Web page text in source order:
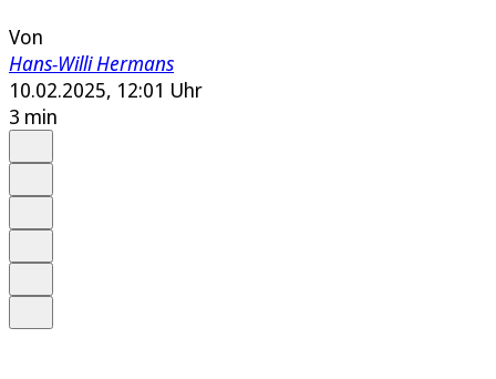
Von
Hans-Willi Hermans
10.02.2025, 12:01 Uhr
3 min